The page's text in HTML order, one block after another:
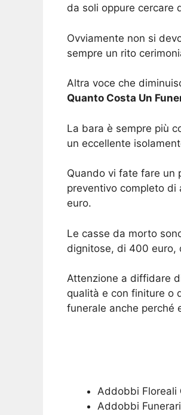
da soli oppure cercare
Ovviamente non si
sempre un rito
Altra voce che
Quanto Costa Un
La bara è sempre più
un eccellente
Quando vi fate fare un
preventivo completo
euro.
Le casse da morto
dignitose, di 400 euro,
Attenzione a diffidare
qualità e con finiture o
funerale anche perché
Addobbi Floreali
Addobbi Funerari